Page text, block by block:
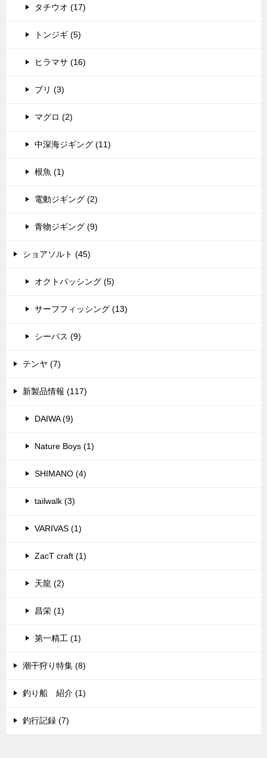
タチウオ (17)
トンジギ (5)
ヒラマサ (16)
ブリ (3)
マグロ (2)
中深海ジギング (11)
根魚 (1)
電動ジギング (2)
青物ジギング (9)
ショアソルト (45)
オクトパッシング (5)
サーフフィッシング (13)
シーバス (9)
テンヤ (7)
新製品情報 (117)
DAIWA (9)
Nature Boys (1)
SHIMANO (4)
tailwalk (3)
VARIVAS (1)
ZacT craft (1)
天龍 (2)
昌栄 (1)
第一精工 (1)
潮干狩り特集 (8)
釣り船 紹介 (1)
釣行記録 (7)